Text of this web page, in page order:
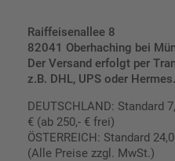
Raiffeisenallee 8
82041 Oberhaching bei
Der Versand erfolgt per
z.B. DHL, UPS oder Hermes.
DEUTSCHLAND: Standard
€ (ab 250,- € frei)
ÖSTERREICH: Standard
(Alle Preise zzgl. MwSt.)